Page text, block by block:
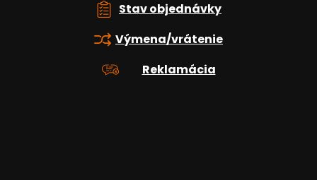
Stav objednávky
Výmena/vrátenie
Reklamácia